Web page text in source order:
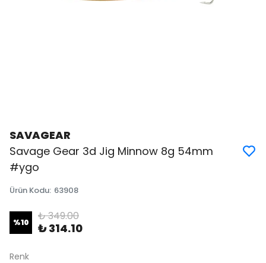
SAVAGEAR
Savage Gear 3d Jig Minnow 8g 54mm
#ygo
Ürün Kodu: 63908
%10 ₺ 349.00
₺ 314.10
Renk